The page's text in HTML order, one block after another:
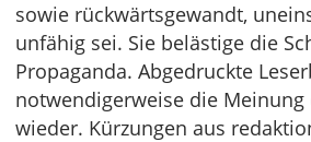
sowie rückwärtsgewandt,
unfähig sei. Sie belästige die
Propaganda. Abgedruckte
notwendigerweise die Meinung
wieder. Kürzungen aus